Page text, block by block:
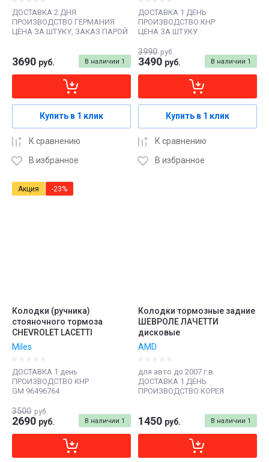
ДОСТАВКА 2 ДНЯ
ПРОИЗВОДСТВО ГЕРМАНИЯ
ЦЕНА ЗА ШТУКУ, ЗАКАЗ ПАРОЙ
В наличии 1
3690 руб.
Купить в 1 клик
К сравнению
В избранное
ДОСТАВКА 1 ДЕНЬ
ПРОИЗВОДСТВО КНР
ЦЕНА ЗА ШТУКУ
В наличии 1
3990 руб.
3490 руб.
Купить в 1 клик
К сравнению
В избранное
Акция -23%
Колодки (ручника)
стояночного тормоза
CHEVROLET LACETTI
Miles
ДОСТАВКА 1 день
ПРОИЗВОДСТВО КНР
GM 96496764
В наличии 1
3500 руб.
2690 руб.
Колодки тормозные задние
ШЕВРОЛЕ ЛАЧЕТТИ
дисковые
AMD
для авто до 2007 г.в.
ДОСТАВКА 1 ДЕНЬ
ПРОИЗВОДСТВО КОРЕЯ
В наличии 1
1450 руб.